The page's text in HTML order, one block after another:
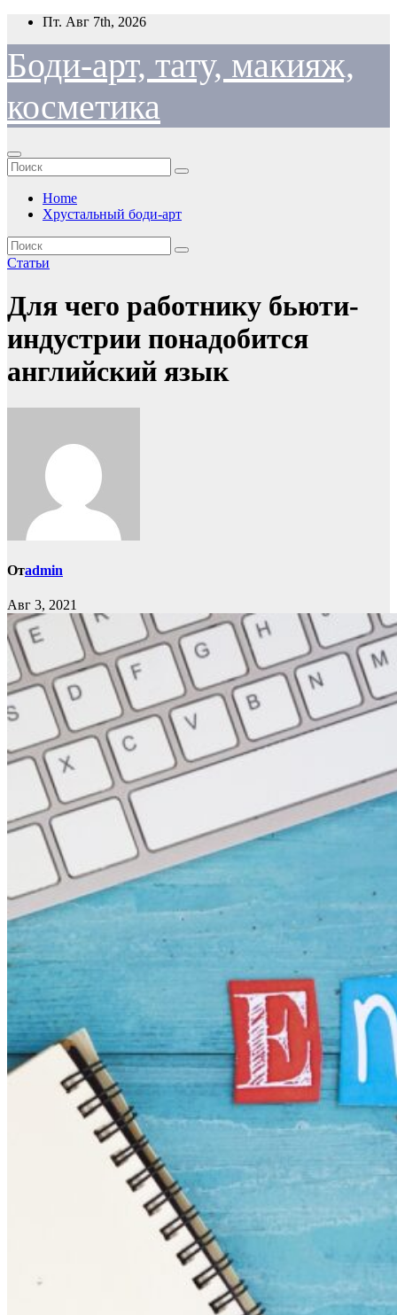
Перейти
содержимому
Пт. Авг 7th, 2026
Боди-арт, тату, макияж,
косметика
Home
Хрустальный боди-арт
Статьи
Для чего работнику бьюти-
индустрии понадобится
английский язык
Отadmin
Авг 3, 2021